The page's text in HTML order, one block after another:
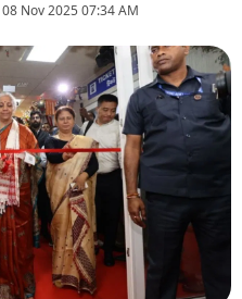
08 Nov 2025 07:34 AM